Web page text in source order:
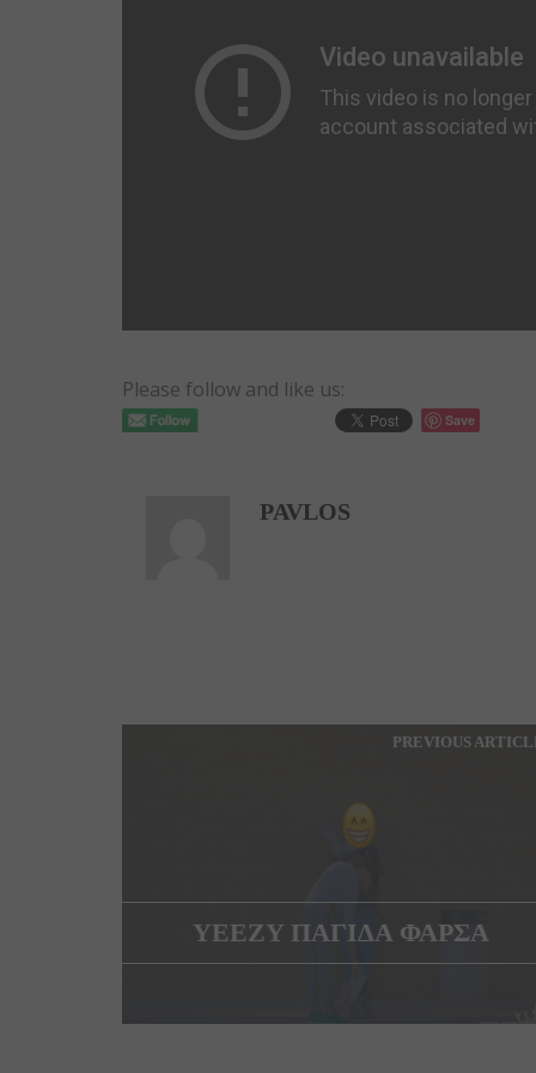
Please follow and like us:
Save
PAVLOS
PREVIOUS
YEEZY ΠΑΓΙΔΑ ΦΑΡΣΑ